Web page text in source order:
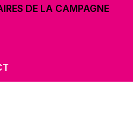
DE LA CAMPAGNE